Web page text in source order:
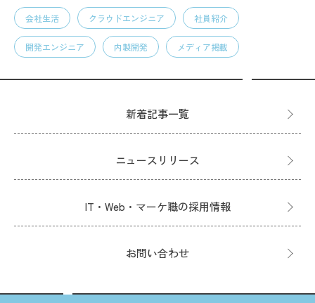
会社生活 クラウドエンジニア 社員紹介
開発エンジニア 内製開発 メディア掲載
新着記事一覧
ニュースリリース
IT・Web・マーケ職の採用情報
お問い合わせ